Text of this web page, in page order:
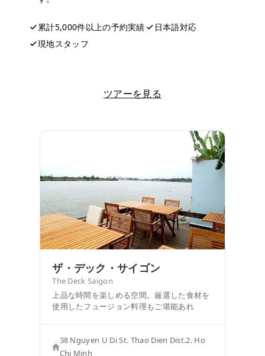
累計5,000件以上の予約実績
日本語対応
現地スタッフ
ツアーを見る
ザ・デック・サイゴン
The Deck Saigon
上品な時間を楽しめる空間。厳選した食材を
使用したフュージョン料理もご堪能あれ
38 Nguyen U Di St. Thao Dien Dist.2. Ho
Chi Minh